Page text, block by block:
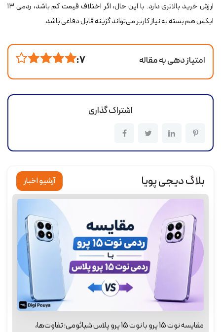
ارزش خرید بالاتری دارد. با این حال، اگر اختلاف قیمت کم باشد، ردمی ۱۳
ایکس هم بسته به نیاز کاربر می‌تواند گزینه قابل دفاعی باشد.
امتیاز دهی به مقاله 7 :
اشتراک گذاری
بلاگ دیجی پویا آرشیو اخبار
مقایسه نوت 15 پرو با نوت 15 پرو پلاس شیائومی؛ تفاوت‌ها،